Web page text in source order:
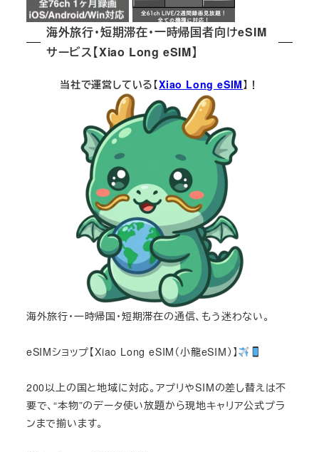
海外旅行・短期滞在・一時帰国者向けeSIM
サービス【Xiao Long eSIM】
当社で運営している【Xiao Long eSIM】！
海外旅行・一時帰国・短期滞在の通信、もう迷わない。
eSIMショップ【Xiao Long eSIM（小龍eSIM）】
200以上の国と地域に対応。アプリやSIMの差し替えは不
要で、“本物”のデータ使い放題から現地キャリア公式プラ
ンまで揃います。